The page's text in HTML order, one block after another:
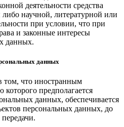
деятельности средства
научной, литературной или
при условии, что при
и законные интересы
данных.
данных
том, что иностранным
которого предполагается
данных, обеспечивается
персональных данных, до